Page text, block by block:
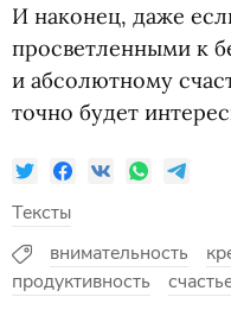
И наконец, даже
просветленными к
и абсолютному
точно будет
Тексты
внимательность
продуктивность